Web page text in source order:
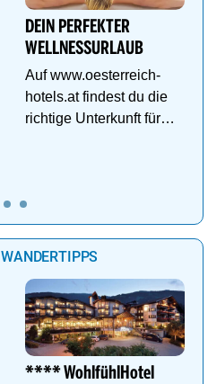
DEIN PERFEKTER
WELLNESSURLAUB
Auf www.oesterreich-
hotels.at findest du die
richtige Unterkunft für
**** WohlfühlHotel